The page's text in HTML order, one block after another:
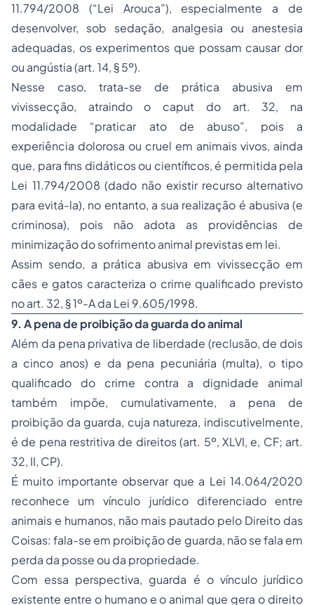
11.794/2008 (“Lei Arouca”), especialmente a de
desenvolver, sob sedação, analgesia ou anestesia
adequadas, os experimentos que possam causar dor
ou angústia (art. 14, § 5º).
Nesse caso, trata-se de prática abusiva em
vivissecção, atraindo o caput do art. 32, na
modalidade “praticar ato de abuso”, pois a
experiência dolorosa ou cruel em animais vivos, ainda
que, para fins didáticos ou científicos, é permitida pela
Lei 11.794/2008 (dado não existir recurso alternativo
para evitá-la), no entanto, a sua realização é abusiva (e
criminosa), pois não adota as providências de
minimização do sofrimento animal previstas em lei.
Assim sendo, a prática abusiva em vivissecção em
cães e gatos caracteriza o crime qualificado previsto
no art. 32, § 1º-A da Lei 9.605/1998.
9. A pena de proibição da guarda do animal
Além da pena privativa de liberdade (reclusão, de dois
a cinco anos) e da pena pecuniária (multa), o tipo
qualificado do crime contra a dignidade animal
também impõe, cumulativamente, a pena de
proibição da guarda, cuja natureza, indiscutivelmente,
é de pena restritiva de direitos (art. 5º, XLVI, e, CF; art.
32, II, CP).
É muito importante observar que a Lei 14.064/2020
reconhece um vínculo jurídico diferenciado entre
animais e humanos, não mais pautado pelo Direito das
Coisas: fala-se em proibição de guarda, não se fala em
perda da posse ou da propriedade.
Com essa perspectiva, guarda é o vínculo jurídico
existente entre o humano e o animal que gera o direito